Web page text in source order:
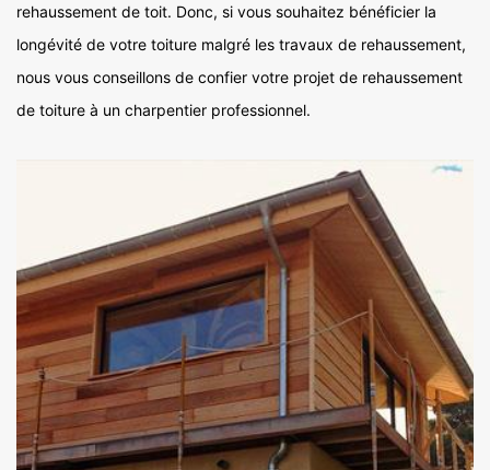
rehaussement de toit. Donc, si vous souhaitez bénéficier la
longévité de votre toiture malgré les travaux de rehaussement,
nous vous conseillons de confier votre projet de rehaussement
de toiture à un charpentier professionnel.